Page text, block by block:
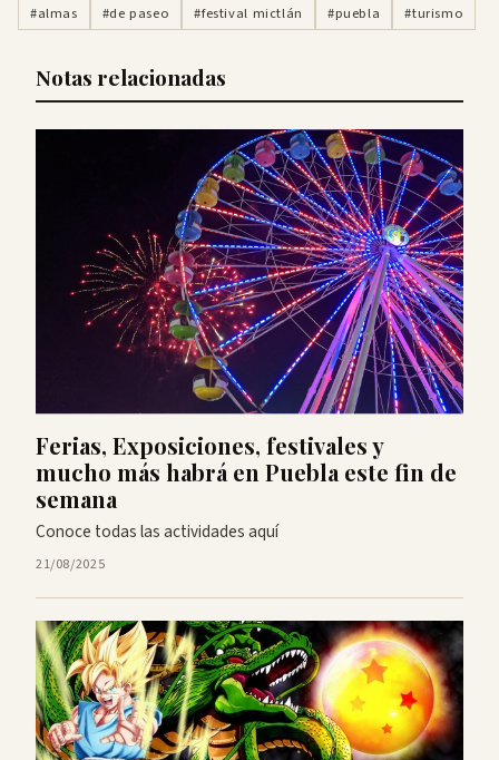
#almas #de paseo #festival mictlán #puebla #turismo
Notas relacionadas
Ferias, Exposiciones, festivales y
mucho más habrá en Puebla este fin de
semana
Conoce todas las actividades aquí
21/08/2025